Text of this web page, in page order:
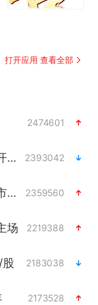
打开应用 查看全部
2474601
中方回应是否在太平洋海底开采稀土 2393042
以“新”破局 首发经济点亮城市消费活力 2359560
场 2219388
2183038
2173528